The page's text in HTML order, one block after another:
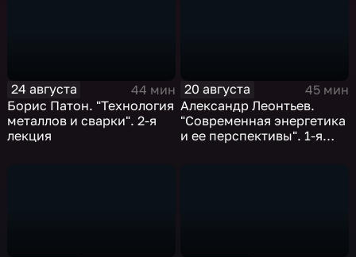
24 августа
44 мин
Борис Патон. "Технология
металлов и сварки". 2-я
лекция
20 августа
45 мин
Александр Леонтьев.
"Современная энергетика
и ее перспективы". 1-я